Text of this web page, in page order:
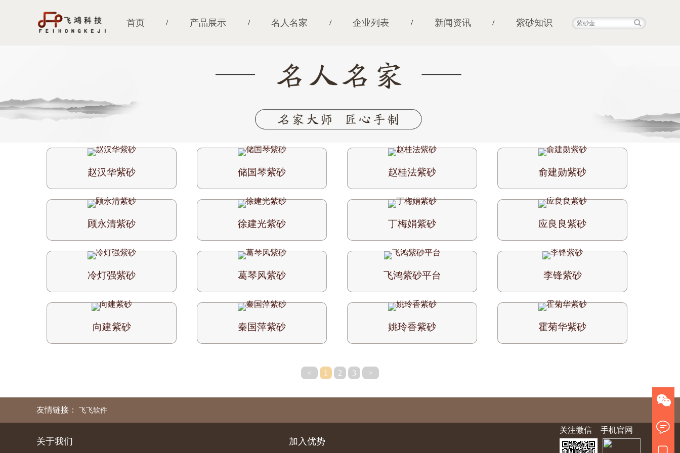
首页 / 产品展示 / 名人名家 / 企业列表 / 新闻资讯 / 紫砂知识
赵汉华紫砂 储国琴紫砂 赵桂法紫砂 俞建勋紫砂
顾永清紫砂 徐建光紫砂 丁梅娟紫砂 应良良紫砂
冷灯强紫砂 葛琴风紫砂 飞鸿紫砂平台 李锋紫砂
向建紫砂 秦国萍紫砂 姚玲香紫砂 霍菊华紫砂
< 1 2 3 >
友情链接： 飞飞软件
关于我们 加入优势
关注微信 手机官网